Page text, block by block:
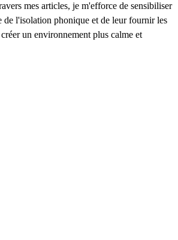
mes articles, je m'efforce de sensibiliser
de l'isolation phonique et de leur fournir les
un environnement plus calme et